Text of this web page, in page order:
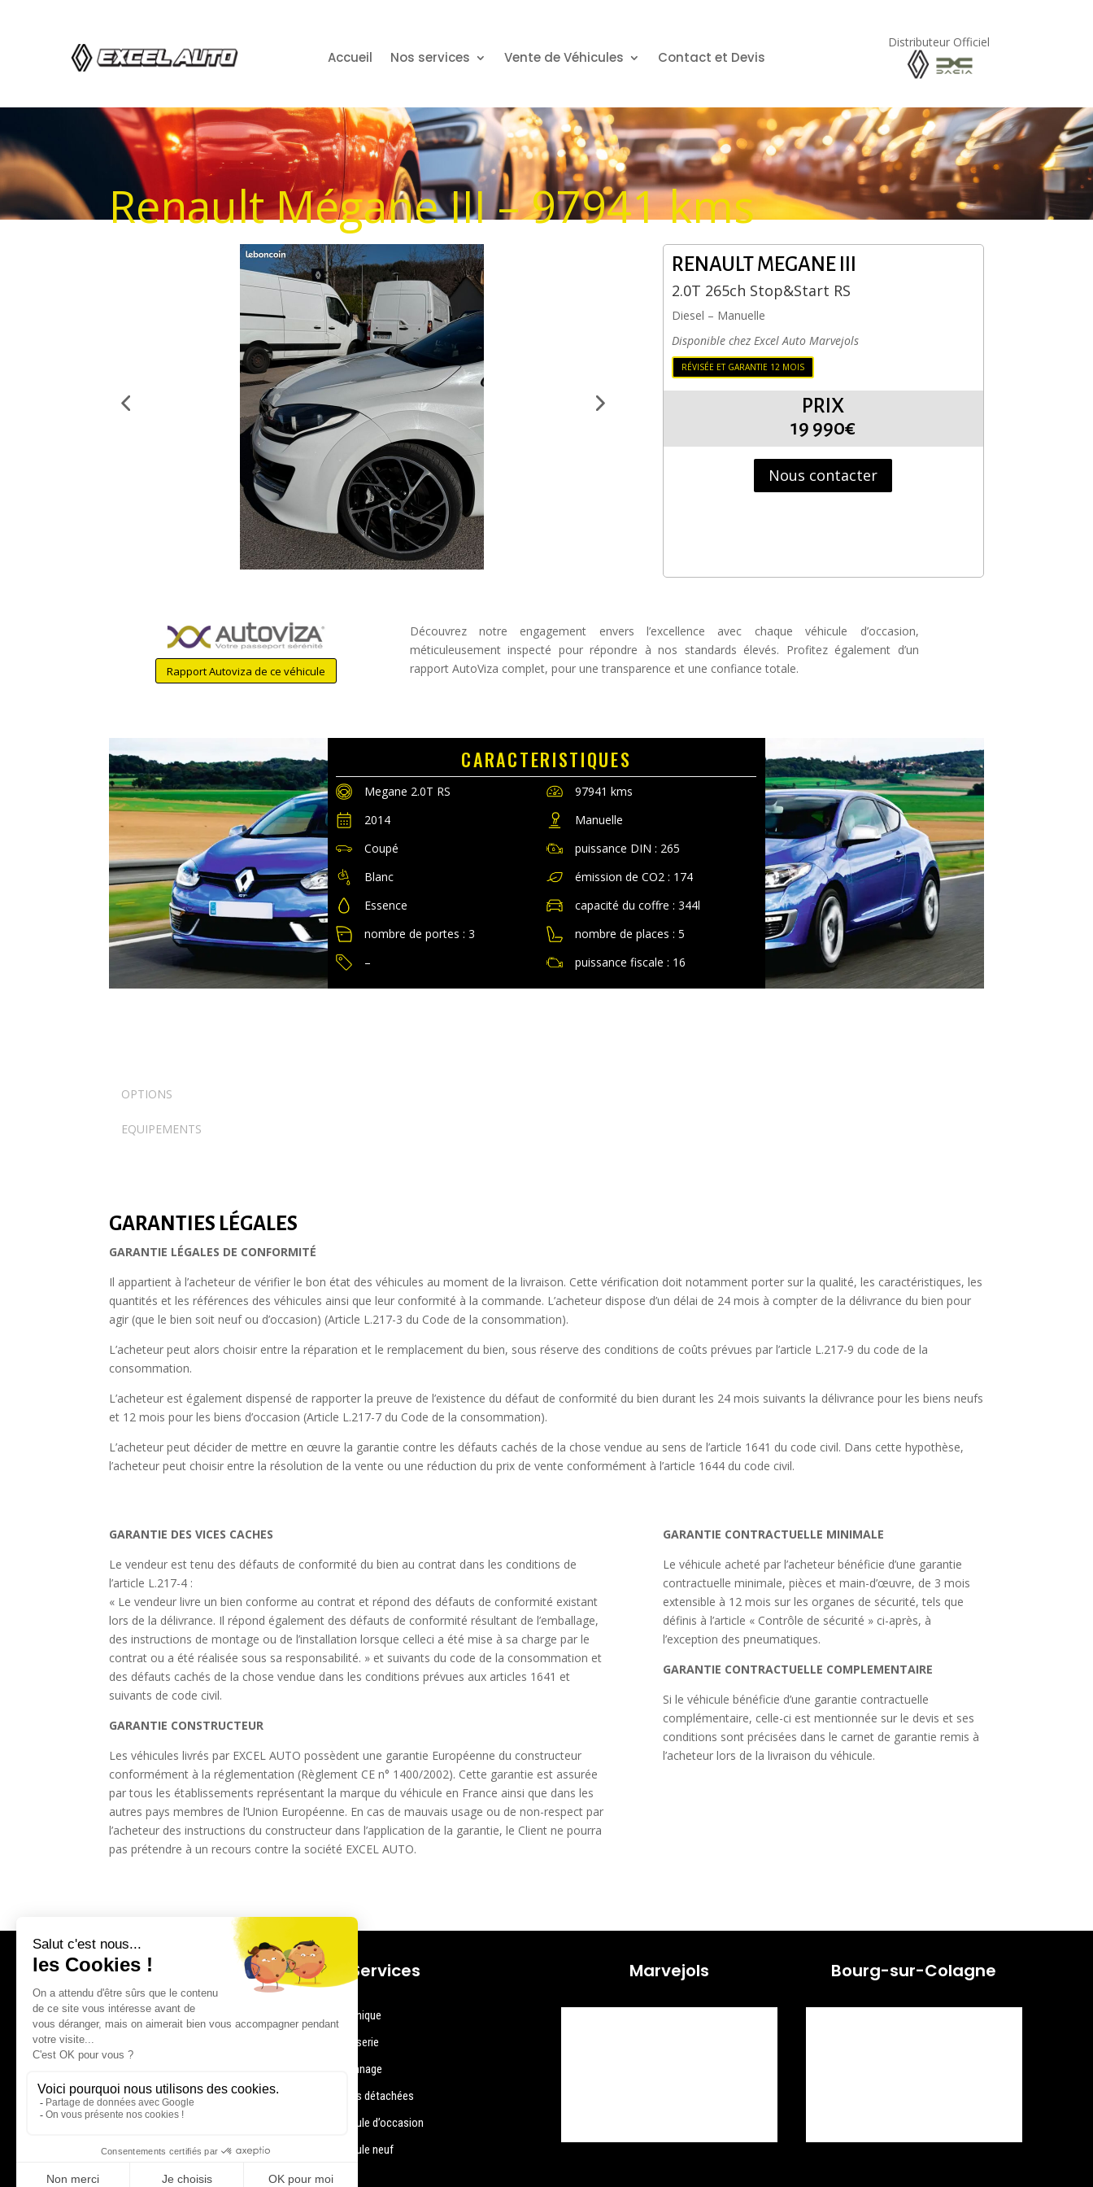
Accueil Nos services Vente de Véhicules Contact et Devis
Distributeur Officiel
Renault Mégane III – 97941 kms
RENAULTMEGANE III
2.0T 265ch Stop&Start RS
Diesel – Manuelle
Disponible chez Excel Auto Marvejols
RÉVISÉE ET GARANTIE 12 MOIS
PRIX
19 990€
Nous contacter
Rapport Autoviza de ce véhicule
Découvrez notre engagement envers l’excellence avec chaque véhicule d’occasion,
méticuleusement inspecté pour répondre à nos standards élevés. Profitez également d’un
rapport AutoViza complet, pour une transparence et une confiance totale.
CARACTERISTIQUES
Megane 2.0T RS
97941 kms
2014
Manuelle
Coupé
puissance DIN : 265
Blanc
émission de CO2 : 174
Essence
capacité du coffre : 344l
nombre de portes : 3
nombre de places : 5
–
puissance fiscale : 16
OPTIONS
EQUIPEMENTS
GARANTIES LÉGALES
GARANTIE LÉGALES DE CONFORMITÉ
Il appartient à l’acheteur de vérifier le bon état des véhicules au moment de la livraison. Cette vérification doit notamment porter sur la qualité, les caractéristiques, les
quantités et les références des véhicules ainsi que leur conformité à la commande. L’acheteur dispose d’un délai de 24 mois à compter de la délivrance du bien pour
agir (que le bien soit neuf ou d’occasion) (Article L.217-3 du Code de la consommation).
L’acheteur peut alors choisir entre la réparation et le remplacement du bien, sous réserve des conditions de coûts prévues par l’article L.217-9 du code de la
consommation.
L’acheteur est également dispensé de rapporter la preuve de l’existence du défaut de conformité du bien durant les 24 mois suivants la délivrance pour les biens neufs
et 12 mois pour les biens d’occasion (Article L.217-7 du Code de la consommation).
L’acheteur peut décider de mettre en œuvre la garantie contre les défauts cachés de la chose vendue au sens de l’article 1641 du code civil. Dans cette hypothèse,
l’acheteur peut choisir entre la résolution de la vente ou une réduction du prix de vente conformément à l’article 1644 du code civil.
GARANTIE DES VICES CACHES
Le vendeur est tenu des défauts de conformité du bien au contrat dans les conditions de
l’article L.217-4 :
« Le vendeur livre un bien conforme au contrat et répond des défauts de conformité existant
lors de la délivrance. Il répond également des défauts de conformité résultant de l’emballage,
des instructions de montage ou de l’installation lorsque celleci a été mise à sa charge par le
contrat ou a été réalisée sous sa responsabilité. » et suivants du code de la consommation et
des défauts cachés de la chose vendue dans les conditions prévues aux articles 1641 et
suivants de code civil.
GARANTIE CONSTRUCTEUR
Les véhicules livrés par EXCEL AUTO possèdent une garantie Européenne du constructeur
conformément à la réglementation (Règlement CE n° 1400/2002). Cette garantie est assurée
par tous les établissements représentant la marque du véhicule en France ainsi que dans les
autres pays membres de l’Union Européenne. En cas de mauvais usage ou de non-respect par
l’acheteur des instructions du constructeur dans l’application de la garantie, le Client ne pourra
pas prétendre à un recours contre la société EXCEL AUTO.
GARANTIE CONTRACTUELLE MINIMALE
Le véhicule acheté par l’acheteur bénéficie d’une garantie
contractuelle minimale, pièces et main-d’œuvre, de 3 mois
extensible à 12 mois sur les organes de sécurité, tels que
définis à l’article « Contrôle de sécurité » ci-après, à
l’exception des pneumatiques.
GARANTIE CONTRACTUELLE COMPLEMENTAIRE
Si le véhicule bénéficie d’une garantie contractuelle
complémentaire, celle-ci est mentionnée sur le devis et ses
conditions sont précisées dans le carnet de garantie remis à
l’acheteur lors de la livraison du véhicule.
Votre partenaire de confiance pour tous vos
besoins automobiles
Contactez nous
Nos Services
Mécanique
Carroserie
Dépannage
Pièces détachées
Véhicule d’occasion
Véhicule neuf
Marvejols Bourg-sur-Colagne